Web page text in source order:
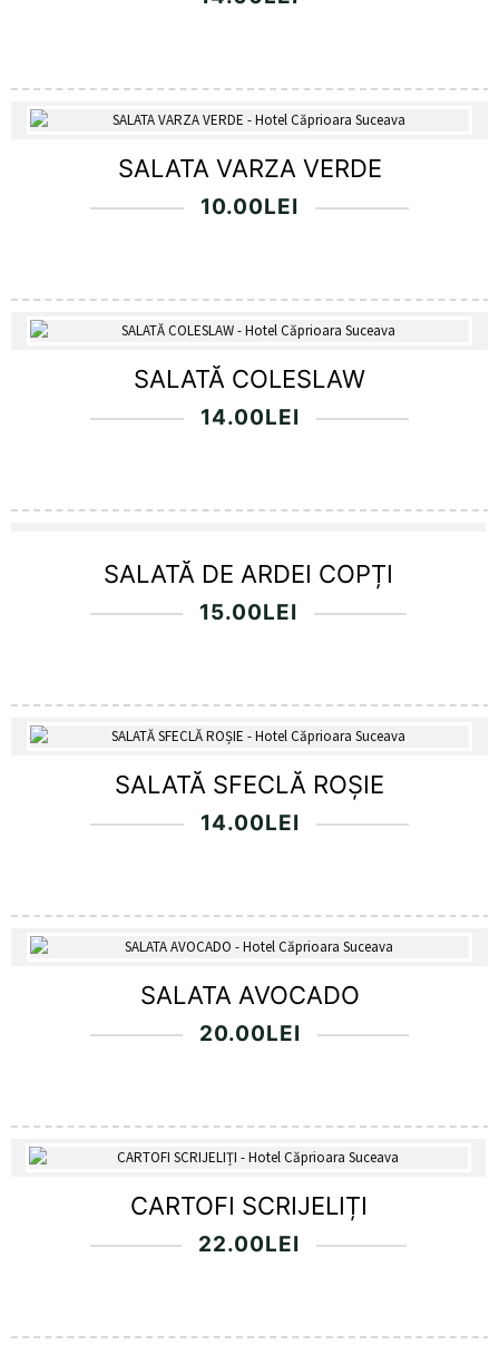
SALATA VARZA VERDE
10.00LEI
SALATĂ COLESLAW
14.00LEI
SALATĂ DE ARDEI COPȚI
15.00LEI
SALATĂ SFECLĂ ROȘIE
14.00LEI
SALATA AVOCADO
20.00LEI
CARTOFI SCRIJELIȚI
22.00LEI